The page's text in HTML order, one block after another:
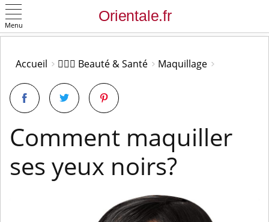
Menu
Accueil 👩🏻‍⚕️ Beauté & Santé Maquillage
Comment maquiller
ses yeux noirs?